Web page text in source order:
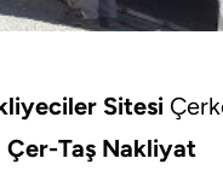
Sitesi
Çer-Taş Nakliyat